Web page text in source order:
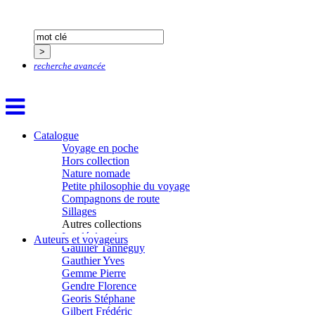
recherche avancée
Catalogue
Voyage en poche
Hors collection
Nature nomade
Petite philosophie du voyage
Compagnons de route
Sillages
Autres collections
La clé des champs
Chemins d’étoiles
Visions
Auteurs et voyageurs
Ducret Nicolas
Dugast Stéphane
Edwards Richard
Fontaine Benoît
Foucard Marie
Fradin Patrick
Fraisse Thomas
François Valérie
Fuligni Bruno
Gana Frédéric
Garcia Antoine
Garde François
Gaullier Tanneguy
Gauthier Yves
Gemme Pierre
Gendre Florence
Georis Stéphane
Gilbert Frédéric